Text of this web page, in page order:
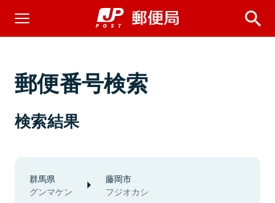
郵便番号検索
検索結果
群馬県
グンマケン
藤岡市
フジオカシ